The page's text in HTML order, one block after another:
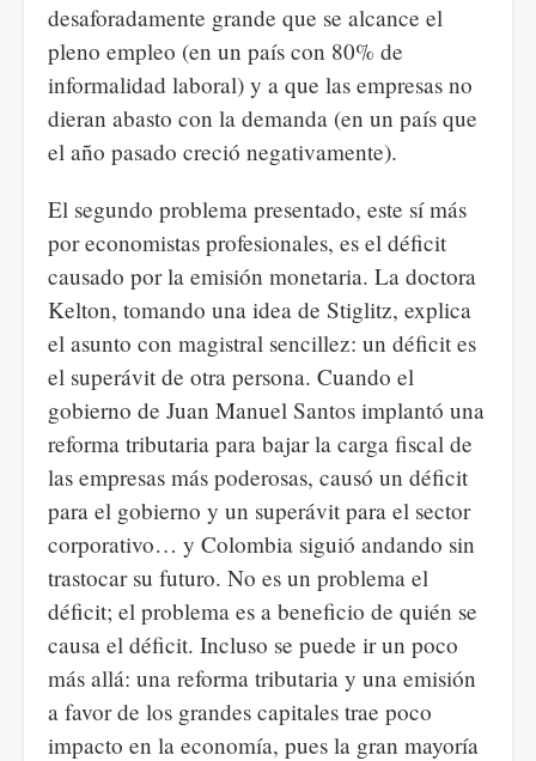
desaforadamente grande que se alcance el
pleno empleo (en un país con 80% de
informalidad laboral) y a que las empresas no
dieran abasto con la demanda (en un país que
el año pasado creció negativamente).
El segundo problema presentado, este sí más
por economistas profesionales, es el déficit
causado por la emisión monetaria. La doctora
Kelton, tomando una idea de Stiglitz, explica
el asunto con magistral sencillez: un déficit es
el superávit de otra persona. Cuando el
gobierno de Juan Manuel Santos implantó una
reforma tributaria para bajar la carga fiscal de
las empresas más poderosas, causó un déficit
para el gobierno y un superávit para el sector
corporativo… y Colombia siguió andando sin
trastocar su futuro. No es un problema el
déficit; el problema es a beneficio de quién se
causa el déficit. Incluso se puede ir un poco
más allá: una reforma tributaria y una emisión
a favor de los grandes capitales trae poco
impacto en la economía, pues la gran mayoría